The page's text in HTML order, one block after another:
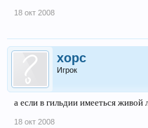
18 окт 2008
xopc
Игрок
а если в гильдии имееться живой
18 окт 2008